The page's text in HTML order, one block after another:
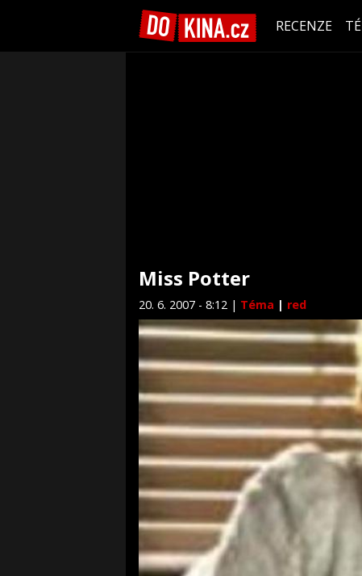
RECENZE
Miss Potter
20. 6. 2007 - 8:12 | Téma | red